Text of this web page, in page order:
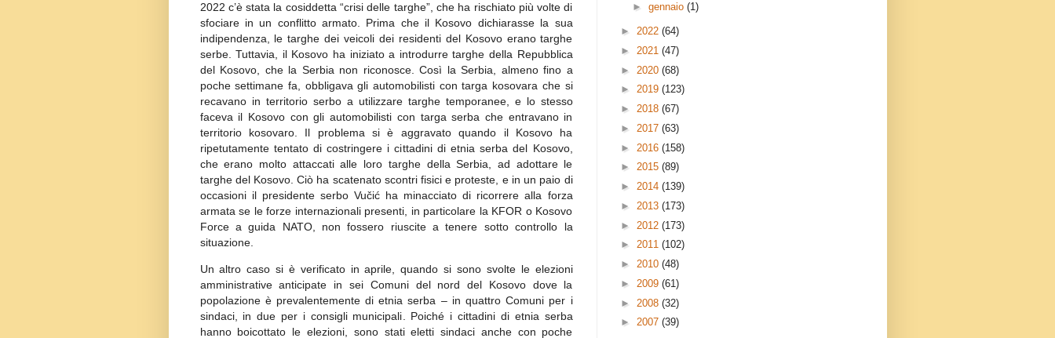
2022 c’è stata la cosiddetta “crisi delle targhe”, che ha rischiato più volte di
sfociare in un conflitto armato. Prima che il Kosovo dichiarasse la sua
indipendenza, le targhe dei veicoli dei residenti del Kosovo erano targhe
serbe. Tuttavia, il Kosovo ha iniziato a introdurre targhe della Repubblica
del Kosovo, che la Serbia non riconosce. Così la Serbia, almeno fino a
poche settimane fa, obbligava gli automobilisti con targa kosovara che si
recavano in territorio serbo a utilizzare targhe temporanee, e lo stesso
faceva il Kosovo con gli automobilisti con targa serba che entravano in
territorio kosovaro. Il problema si è aggravato quando il Kosovo ha
ripetutamente tentato di costringere i cittadini di etnia serba del Kosovo,
che erano molto attaccati alle loro targhe della Serbia, ad adottare le
targhe del Kosovo. Ciò ha scatenato scontri fisici e proteste, e in un paio di
occasioni il presidente serbo Vučić ha minacciato di ricorrere alla forza
armata se le forze internazionali presenti, in particolare la KFOR o Kosovo
Force a guida NATO, non fossero riuscite a tenere sotto controllo la
situazione.
Un altro caso si è verificato in aprile, quando si sono svolte le elezioni
amministrative anticipate in sei Comuni del nord del Kosovo dove la
popolazione è prevalentemente di etnia serba – in quattro Comuni per i
sindaci, in due per i consigli municipali. Poiché i cittadini di etnia serba
hanno boicottato le elezioni, sono stati eletti sindaci anche con poche
►gennaio(1)
► 2022 (64)
► 2021 (47)
► 2020 (68)
► 2019 (123)
► 2018 (67)
► 2017 (63)
► 2016 (158)
► 2015 (89)
► 2014 (139)
► 2013 (173)
► 2012 (173)
► 2011 (102)
► 2010 (48)
► 2009 (61)
► 2008 (32)
► 2007 (39)